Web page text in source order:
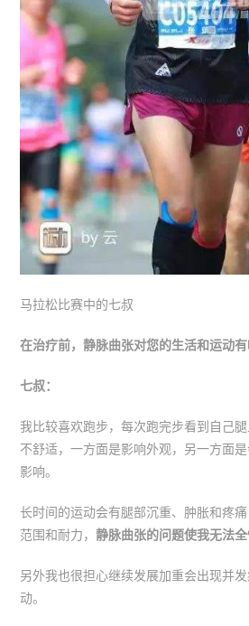
马拉松比赛中的七叔
在治疗前，静脉曲张对您的生活和运动有
七叔：
我比较喜欢跑步，每次跑完步看到自己
不舒适，一方面是影响外观，另一方面
影响。
长时间的运动会有腿部沉重、肿胀和疼
范围和耐力，静脉曲张的问题使我无法
另外我也很担心继续发展加重会出现并
动。